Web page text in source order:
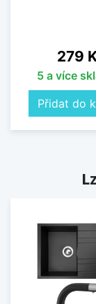
Cena
279
5 a více
Přidat do